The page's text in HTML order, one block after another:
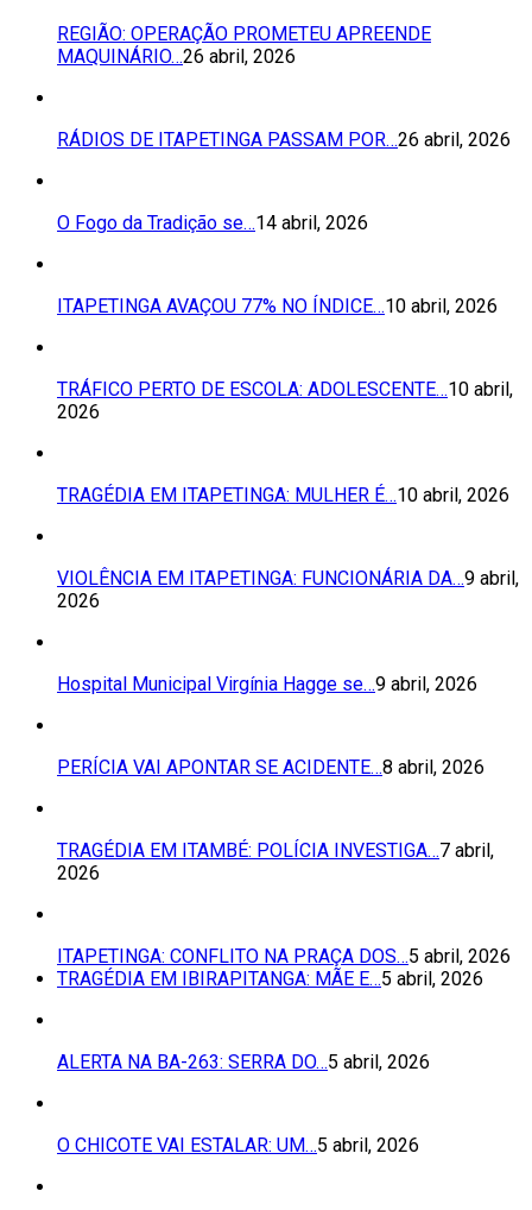
REGIÃO: OPERAÇÃO PROMETEU APREENDE
MAQUINÁRIO…26 abril, 2026
RÁDIOS DE ITAPETINGA PASSAM POR…26 abril, 2026
O Fogo da Tradição se…14 abril, 2026
ITAPETINGA AVAÇOU 77% NO ÍNDICE…10 abril, 2026
TRÁFICO PERTO DE ESCOLA: ADOLESCENTE…10 abril,
2026
TRAGÉDIA EM ITAPETINGA: MULHER É…10 abril, 2026
VIOLÊNCIA EM ITAPETINGA: FUNCIONÁRIA DA…9 abril,
2026
Hospital Municipal Virgínia Hagge se…9 abril, 2026
PERÍCIA VAI APONTAR SE ACIDENTE…8 abril, 2026
TRAGÉDIA EM ITAMBÉ: POLÍCIA INVESTIGA…7 abril,
2026
ITAPETINGA: CONFLITO NA PRAÇA DOS…5 abril, 2026
TRAGÉDIA EM IBIRAPITANGA: MÃE E…5 abril, 2026
ALERTA NA BA-263: SERRA DO…5 abril, 2026
O CHICOTE VAI ESTALAR: UM…5 abril, 2026